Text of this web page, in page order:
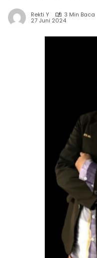
Rekti Y 3 Min Baca
27 Juni 2024